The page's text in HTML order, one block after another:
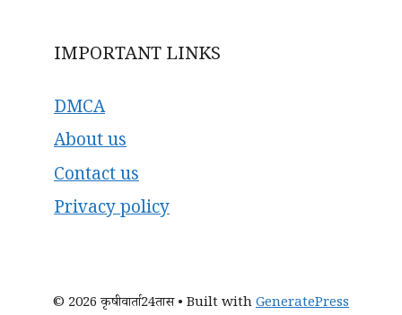
IMPORTANT LINKS
DMCA
About us
Contact us
Privacy policy
© 2026 कृषीवार्ता24तास• Built withGeneratePress